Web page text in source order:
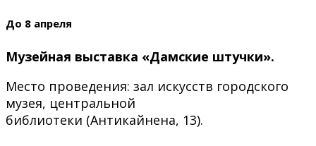
До 8 апреля
Музейная выставка «Дамские штучки».
Место проведения: зал искусств городского
музея, центральной
библиотеки (Антикайнена, 13).